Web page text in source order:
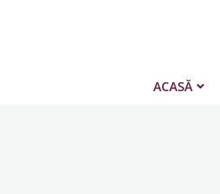
ACASĂ